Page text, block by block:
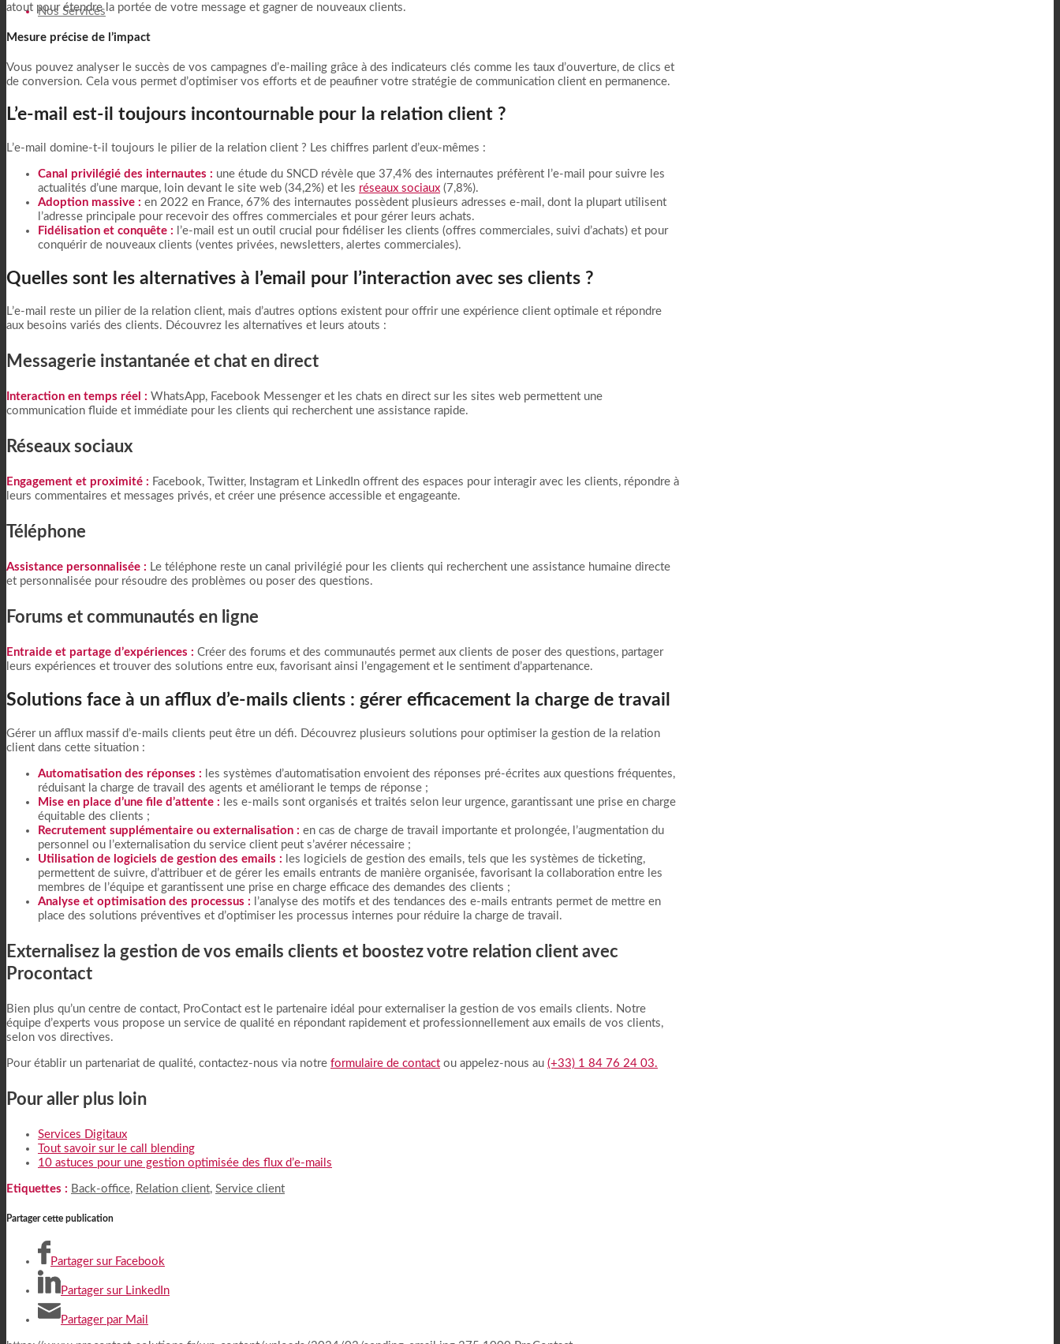
Nos Services
atout pour étendre la portée de votre message et gagner de nouveaux clients.
Mesure précise de l’impact
Vous pouvez analyser le succès de vos campagnes d’e-mailing grâce à des indicateurs clés comme les taux d’ouverture, de clics et
de conversion. Cela vous permet d’optimiser vos efforts et de peaufiner votre stratégie de communication client en permanence.
L’e-mail est-il toujours incontournable pour la relation client ?
L’e-mail domine-t-il toujours le pilier de la relation client ? Les chiffres parlent d’eux-mêmes :
Canal privilégié des internautes : une étude du SNCD révèle que 37,4% des internautes préfèrent l’e-mail pour suivre les
actualités d’une marque, loin devant le site web (34,2%) et les réseaux sociaux (7,8%).
Adoption massive : en 2022 en France, 67% des internautes possèdent plusieurs adresses e-mail, dont la plupart utilisent
l’adresse principale pour recevoir des offres commerciales et pour gérer leurs achats.
Fidélisation et conquête : l’e-mail est un outil crucial pour fidéliser les clients (offres commerciales, suivi d’achats) et pour
conquérir de nouveaux clients (ventes privées, newsletters, alertes commerciales).
Quelles sont les alternatives à l’email pour l’interaction avec ses clients ?
L’e-mail reste un pilier de la relation client, mais d’autres options existent pour offrir une expérience client optimale et répondre
aux besoins variés des clients. Découvrez les alternatives et leurs atouts :
Messagerie instantanée et chat en direct
Interaction en temps réel : WhatsApp, Facebook Messenger et les chats en direct sur les sites web permettent une
communication fluide et immédiate pour les clients qui recherchent une assistance rapide.
Réseaux sociaux
Engagement et proximité : Facebook, Twitter, Instagram et LinkedIn offrent des espaces pour interagir avec les clients, répondre à
leurs commentaires et messages privés, et créer une présence accessible et engageante.
Téléphone
Assistance personnalisée : Le téléphone reste un canal privilégié pour les clients qui recherchent une assistance humaine directe
et personnalisée pour résoudre des problèmes ou poser des questions.
Forums et communautés en ligne
Entraide et partage d’expériences : Créer des forums et des communautés permet aux clients de poser des questions, partager
leurs expériences et trouver des solutions entre eux, favorisant ainsi l’engagement et le sentiment d’appartenance.
Solutions face à un afflux d’e-mails clients : gérer efficacement la charge de travail
Gérer un afflux massif d’e-mails clients peut être un défi. Découvrez plusieurs solutions pour optimiser la gestion de la relation
client dans cette situation :
Automatisation des réponses : les systèmes d’automatisation envoient des réponses pré-écrites aux questions fréquentes,
réduisant la charge de travail des agents et améliorant le temps de réponse ;
Mise en place d’une file d’attente : les e-mails sont organisés et traités selon leur urgence, garantissant une prise en charge
équitable des clients ;
Recrutement supplémentaire ou externalisation : en cas de charge de travail importante et prolongée, l’augmentation du
personnel ou l’externalisation du service client peut s’avérer nécessaire ;
Utilisation de logiciels de gestion des emails : les logiciels de gestion des emails, tels que les systèmes de ticketing,
permettent de suivre, d’attribuer et de gérer les emails entrants de manière organisée, favorisant la collaboration entre les
membres de l’équipe et garantissent une prise en charge efficace des demandes des clients ;
Analyse et optimisation des processus : l’analyse des motifs et des tendances des e-mails entrants permet de mettre en
place des solutions préventives et d’optimiser les processus internes pour réduire la charge de travail.
Externalisez la gestion de vos emails clients et boostez votre relation client avec
Procontact
Bien plus qu’un centre de contact, ProContact est le partenaire idéal pour externaliser la gestion de vos emails clients. Notre
équipe d’experts vous propose un service de qualité en répondant rapidement et professionnellement aux emails de vos clients,
selon vos directives.
Pour établir un partenariat de qualité, contactez-nous via notre formulaire de contact ou appelez-nous au (+33) 1 84 76 24 03.
Pour aller plus loin
Services Digitaux
Tout savoir sur le call blending
10 astuces pour une gestion optimisée des flux d’e-mails
Etiquettes : Back-office, Relation client, Service client
Partager cette publication
Partager sur Facebook
Partager sur LinkedIn
Partager par Mail